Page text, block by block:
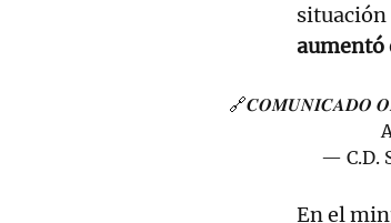
situación
aumentó
🔗𝑪𝑶𝑴𝑼𝑵𝑰𝑪𝑨𝑫𝑶
A
— C.D.
En el